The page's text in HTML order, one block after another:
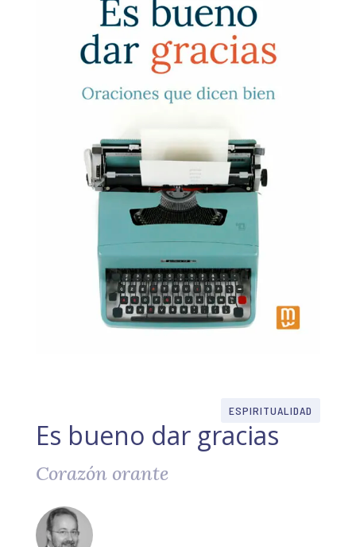
ESPIRITUALIDAD
Es bueno dar gracias
Corazón orante